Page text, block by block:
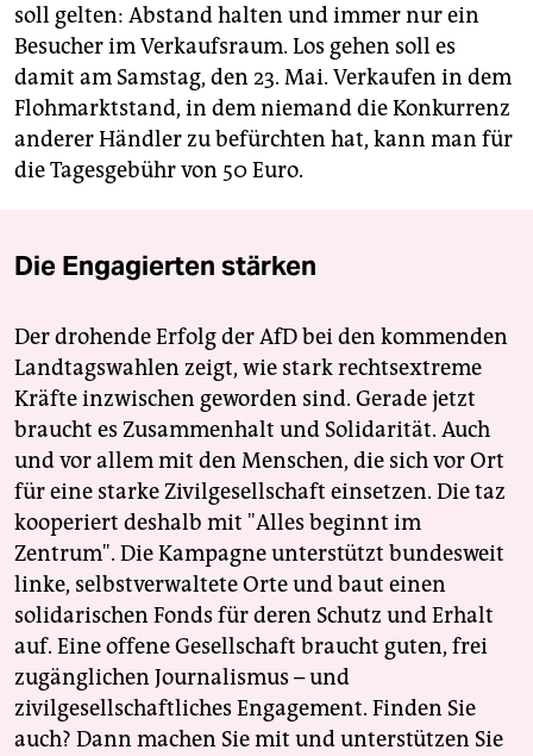
soll gelten: Abstand halten und immer nur ein
Besucher im Verkaufsraum. Los gehen soll es
damit am Samstag, den 23. Mai. Verkaufen in dem
Flohmarktstand, in dem niemand die Konkurrenz
anderer Händler zu befürchten hat, kann man für
die Tagesgebühr von 50 Euro.
Die Engagierten stärken
Der drohende Erfolg der AfD bei den kommenden
Landtagswahlen zeigt, wie stark rechtsextreme
Kräfte inzwischen geworden sind. Gerade jetzt
braucht es Zusammenhalt und Solidarität. Auch
und vor allem mit den Menschen, die sich vor Ort
für eine starke Zivilgesellschaft einsetzen. Die taz
kooperiert deshalb mit "Alles beginnt im
Zentrum". Die Kampagne unterstützt bundesweit
linke, selbstverwaltete Orte und baut einen
solidarischen Fonds für deren Schutz und Erhalt
auf. Eine offene Gesellschaft braucht guten, frei
zugänglichen Journalismus – und
zivilgesellschaftliches Engagement. Finden Sie
auch? Dann machen Sie mit und unterstützen Sie